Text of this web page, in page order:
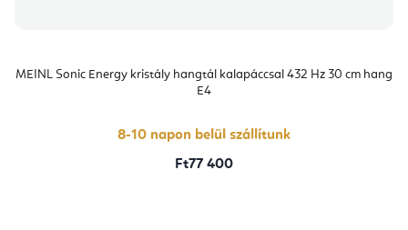
MEINL Sonic Energy kristály hangtál kalapáccsal 432 Hz 30 cm hang
E4
8-10 napon belül szállítunk
Ft77 400